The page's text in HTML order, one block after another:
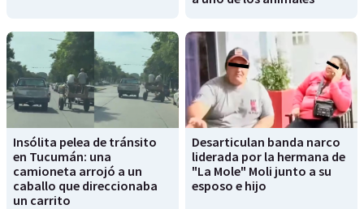
Insólita pelea de tránsito
en Tucumán: una
camioneta arrojó a un
caballo que direccionaba
un carrito
Desarticulan banda narco
liderada por la hermana de
"La Mole" Moli junto a su
esposo e hijo